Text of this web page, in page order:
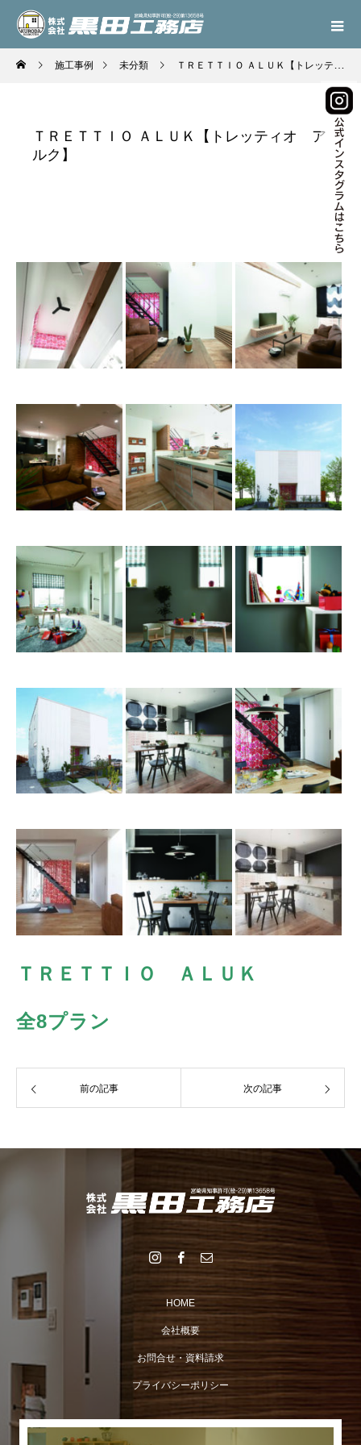
施工事例 未分類 ＴＲＥＴＴＩＯ ＡＬＵＫ【トレッティオ アルク】
ＴＲＥＴＴＩＯ ＡＬＵＫ【トレッティオ ア
ルク】
ＴＲＥＴＴＩＯ ＡＬＵＫ
全8プラン
前の記事 次の記事
HOME
会社概要
お問合せ・資料請求
プライバシーポリシー